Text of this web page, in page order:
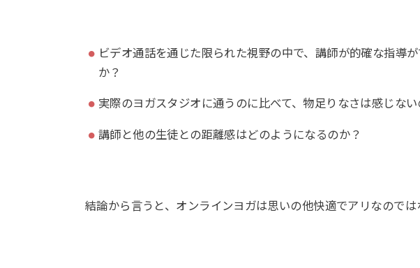
ビデオ通話を通じた限られた視野の中で、講師が的確な指導
か？
実際のヨガスタジオに通うのに比べて、物足りなさは感じない
講師と他の生徒との距離感はどのようになるのか？
結論から言うと、オンラインヨガは思いの他快適でアリなのでは